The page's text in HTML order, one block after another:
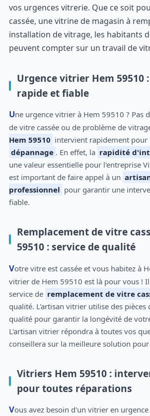
vos urgences vitrerie. Que ce soit
cassée, une vitrine de magasin à
installation de vitrage, les habitants
peuvent compter sur un travail de
Urgence vitrier Hem 59510
rapide et fiable
Une urgence vitrier à Hem 59510 ? Pas de panique ! En cas
de vitre cassée ou de problème de
Hem 59510 intervient rapidement pour
dépannage . En effet, la rapidité
une valeur essentielle pour l'entreprise
est important de faire appel à un
professionnel pour garantir une
fiable.
Remplacement de vitre
59510 : service de qualité
Votre vitre est cassée et vous habitez à Hem 59510 ? Le
vitrier de Hem 59510 est là pour vous !
service de remplacement de vitre
qualité. L'artisan vitrier utilise des pièces
qualité pour garantir la longévité de
L'artisan vitrier répondra à toutes vos
conseillera sur la meilleure solution
Vitriers Hem 59510 :
pour toutes réparations
Vous avez besoin d'un vitrier en urgence à Hem 59510 ?